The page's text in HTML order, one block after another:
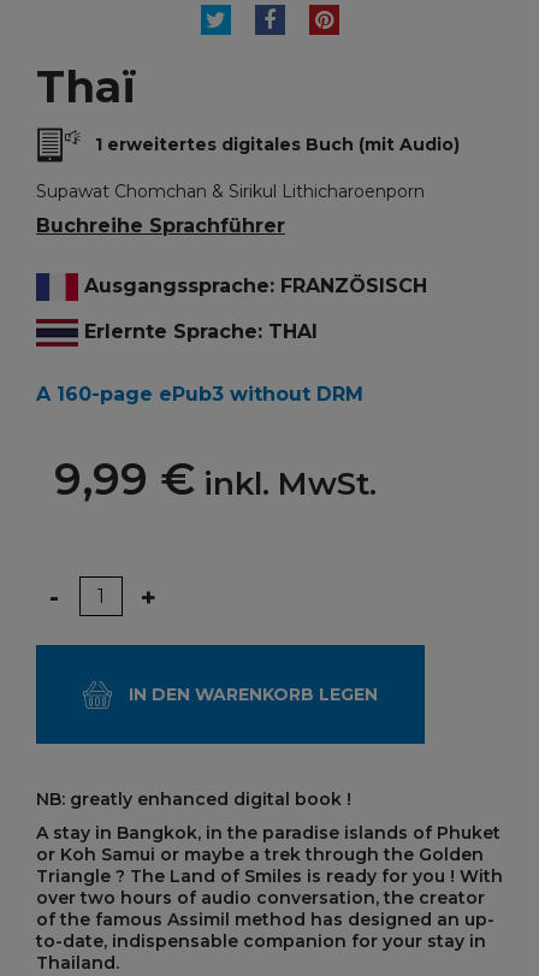
TWEETTEILENPINTEREST
Thaï
1 erweitertes digitales Buch (mit Audio)
Supawat Chomchan & Sirikul Lithicharoenporn
Buchreihe Sprachführer
Ausgangssprache: FRANZÖSISCH
Erlernte Sprache: THAI
A 160-page ePub3 without DRM
9,99 € inkl. MwSt.
Menge
- +
IN DEN WARENKORB LEGEN
NB: greatly enhanced digital book !
A stay in Bangkok, in the paradise islands of Phuket
or Koh Samui or maybe a trek through the Golden
Triangle ? The Land of Smiles is ready for you ! With
over two hours of audio conversation, the creator
of the famous Assimil method has designed an up-
to-date, indispensable companion for your stay in
Thailand.